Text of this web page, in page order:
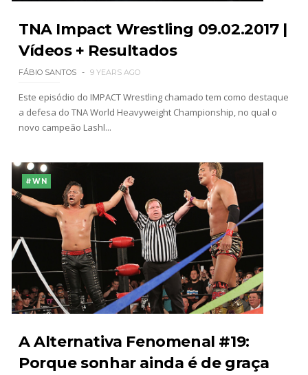
TNA Impact Wrestling 09.02.2017 |
Vídeos + Resultados
FÁBIO SANTOS 9 YEARS AGO
Este episódio do IMPACT Wrestling chamado tem como destaque
a defesa do TNA World Heavyweight Championship, no qual o
novo campeão Lashl...
#WN
A Alternativa Fenomenal #19:
Porque sonhar ainda é de graça